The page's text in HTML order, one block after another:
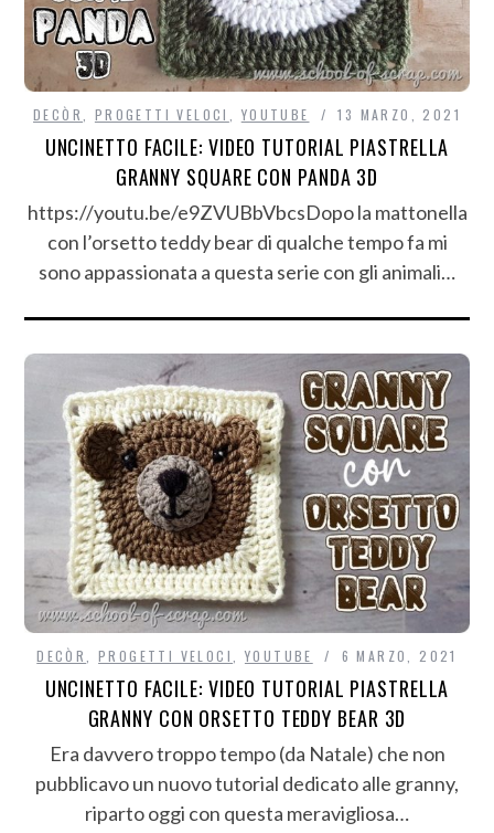
DECÒR, PROGETTI VELOCI , YOUTUBE 13 MARZO, 2021
UNCINETTO FACILE: VIDEO TUTORIAL PIASTRELLA
GRANNY SQUARE CON PANDA 3D
https://youtu.be/e9ZVUBbVbcsDopo la mattonella
con l’orsetto teddy bear di qualche tempo fa mi
sono appassionata a questa serie con gli animali…
DECÒR ,PROGETTI VELOCI YOUTUBE 6 MARZO, 2021
UNCINETTO FACILE: VIDEO TUTORIAL PIASTRELLA
GRANNY CON ORSETTO TEDDY BEAR 3D
Era davvero troppo tempo (da Natale) che non
pubblicavo un nuovo tutorial dedicato alle granny,
riparto oggi con questa meravigliosa…